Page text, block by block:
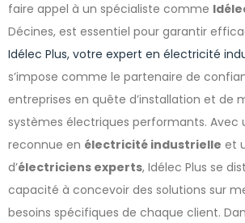
faire appel à un spécialiste comme
Décines, est essentiel pour garantir
Idélec Plus, votre expert en électricité
s’impose comme le partenaire de
entreprises en quête d’installation et de
systèmes électriques performants. Avec
reconnue en électricité industrielle et
d’électriciens experts, Idélec Plus se
capacité à concevoir des solutions sur
besoins spécifiques de chaque client.